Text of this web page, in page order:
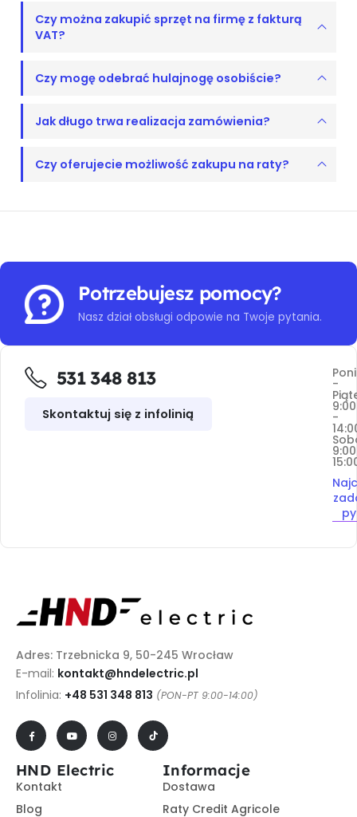
Czy można zakupić sprzęt na firmę z fakturą
VAT?
Czy mogę odebrać hulajnogę osobiście?
Jak długo trwa realizacja zamówienia?
Czy oferujecie możliwość zakupu na raty?
Potrzebujesz pomocy?
Nasz dział obsługi odpowie na Twoje pytania.
531 348 813
Skontaktuj się z infolinią
-
9:00
-
Adres: Trzebnicka 9, 50-245 Wrocław
E-mail: kontakt@hndelectric.pl
Infolinia: +48 531 348 813 (PON-PT 9:00-14:00)
HND Electric
Kontakt
Blog
Informacje
Dostawa
Raty Credit Agricole